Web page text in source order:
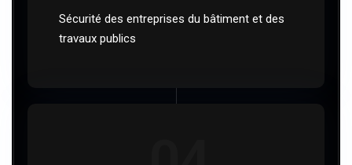
Sécurité des entreprises du bâtiment et des
travaux publics